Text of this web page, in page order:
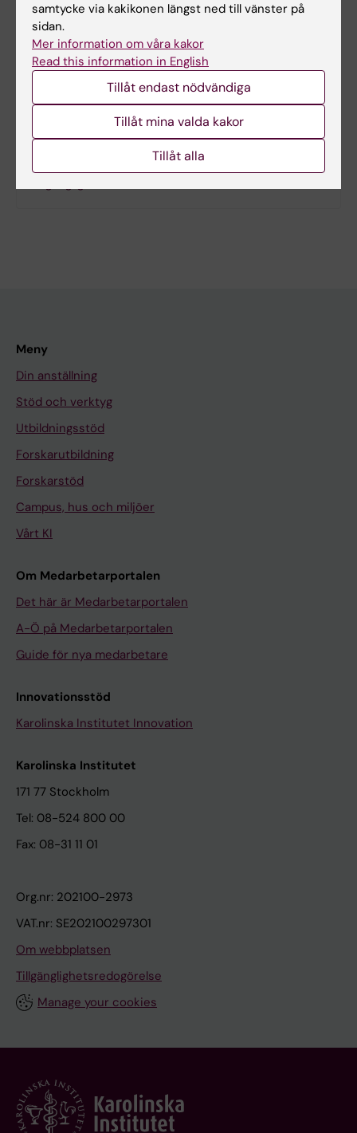
Dela
Relaterat
Universell design för lärande (UDL) och digital
Meny
Din anställning
Stöd och verktyg
Utbildningsstöd
Forskarutbildning
Forskarstöd
Campus, hus och miljöer
Vårt KI
Om Medarbetarportalen
Det här är Medarbetarportalen
A-Ö på Medarbetarportalen
Guide för nya medarbetare
Innovationsstöd
Karolinska Institutet Innovation
Karolinska Institutet
171 77 Stockholm
Tel: 08-524 800 00
Fax: 08-31 11 01
Org.nr: 202100-2973
VAT.nr: SE202100297301
Om webbplatsen
Tillgänglighetsredogörelse
Manage your cookies
samtycke via kakikonen längst ned till vänster på
sidan.
Mer information om våra kakor
Read this information in English
Tillåt endast nödvändiga
Tillåt mina valda kakor
Tillåt alla